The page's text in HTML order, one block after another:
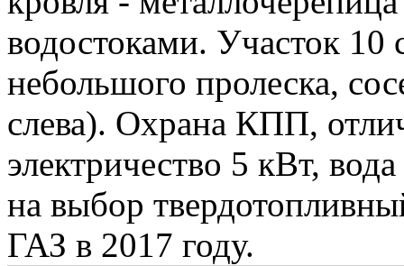
водостоками. Участок 10
небольшого пролеска,
слева). Охрана КПП,
электричество 5 кВт,
на выбор
ГАЗ в 2017 году.